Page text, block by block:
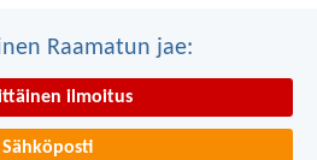
Raamatun jae:
ilmoitus
Sähköposti